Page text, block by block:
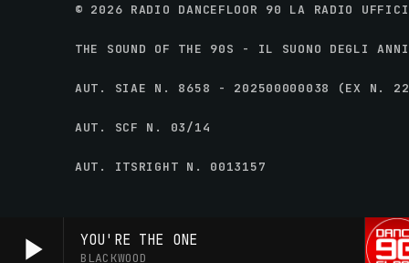
play_arrow YOU'RE THE ONE
BLACKWOOD
© 2026 RADIO DANCEFLOOR 90 LA RADIO
THE SOUND OF THE 90S - IL SUONO DEGLI
AUT. SIAE N. 8658 - 202500000038 (EX N.
AUT. SCF N. 03/14
AUT. ITSRIGHT N. 0013157